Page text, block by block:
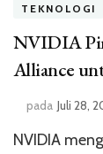
TEKNOLOGI
NVIDIA
Alliance
pada Juli 28,
NVIDIA